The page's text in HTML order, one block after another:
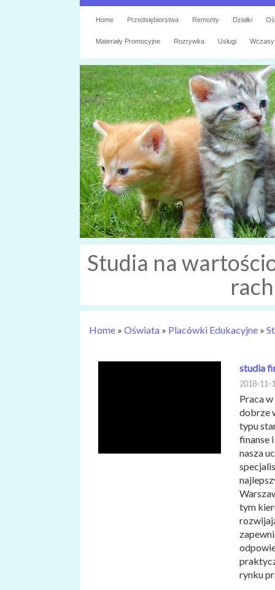
Home Przedsiębiorstwa Remonty Działki
Materiały Promocyjne Rozrywka Usługi Wczasy
Studia na
Home » Oświata » Placówki Edukacyjne »
studia
2018-11-
Praca
dobrze
typu
finanse
nasza
tym
rynku